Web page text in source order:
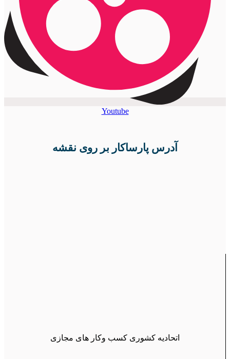
Youtube
آدرس پارساکار بر روی نقشه
اتحادیه کشوری کسب وکار های مجازی